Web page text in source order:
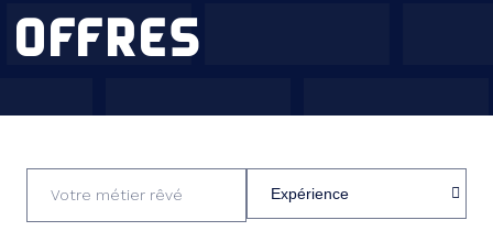
OFFRES
métier
rêvé